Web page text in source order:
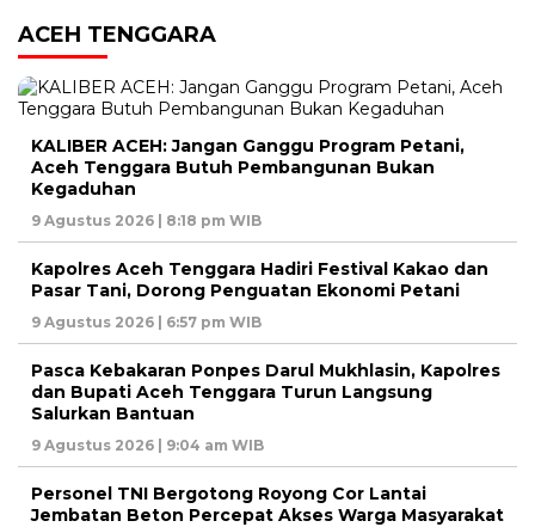
ACEH TENGGARA
KALIBER ACEH: Jangan Ganggu Program Petani,
Aceh Tenggara Butuh Pembangunan Bukan
Kegaduhan
9 Agustus 2026 | 8:18 pm WIB
Kapolres Aceh Tenggara Hadiri Festival Kakao dan
Pasar Tani, Dorong Penguatan Ekonomi Petani
9 Agustus 2026 | 6:57 pm WIB
Pasca Kebakaran Ponpes Darul Mukhlasin, Kapolres
dan Bupati Aceh Tenggara Turun Langsung
Salurkan Bantuan
9 Agustus 2026 | 9:04 am WIB
Personel TNI Bergotong Royong Cor Lantai
Jembatan Beton Percepat Akses Warga Masyarakat